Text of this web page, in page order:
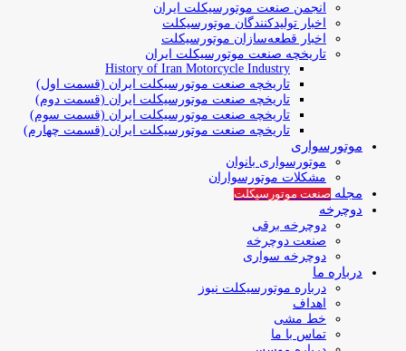
انجمن صنعت موتورسیکلت ایران
اخبار تولیدکنندگان موتورسیکلت
اخبار قطعه‌سازان موتورسیکلت
تاریخچه صنعت موتورسیکلت ایران
History of Iran Motorcycle Industry
تاریخچه صنعت موتورسیکلت ایران (قسمت اول)
تاریخچه صنعت موتورسیکلت ایران (قسمت دوم)
تاریخچه صنعت موتورسیکلت ایران (قسمت سوم)
تاریخچه صنعت موتورسیکلت ایران (قسمت چهارم)
موتورسواری
موتورسواری بانوان
مشکلات موتورسواران
مجله صنعت موتورسیکلت
دوچرخه
دوچرخه برقی
صنعت دوچرخه
دوچرخه سواری
درباره ما
درباره موتورسیکلت نیوز
اهداف
خط مشی
تماس با ما